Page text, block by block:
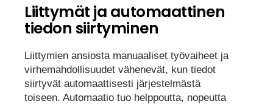
Liittymät ja automaattinen
tiedon siirtyminen
Liittymien ansiosta manuaaliset työvaiheet ja
virhemahdollisuudet vähenevät, kun tiedot
siirtyvät automaattisesti järjestelmästä
toiseen. Automaatio tuo helppoutta, nopeutta